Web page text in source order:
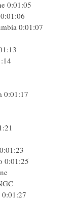
0:01:05
0:01:07
0:01:17
0:01:25